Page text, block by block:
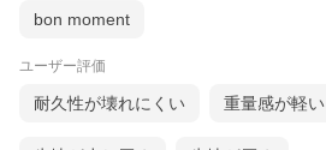
触りを実現しました。
bon moment
ユーザー評価
耐久性が壊れにくい 重量感が軽い